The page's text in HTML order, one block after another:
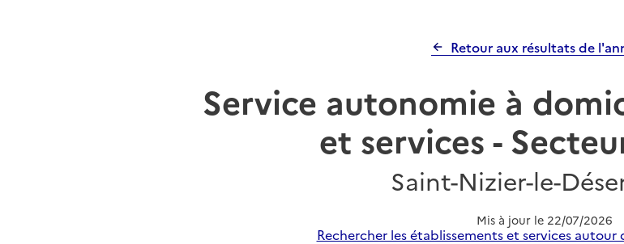
Retour aux résultats de
Service autonomie à
et services -
Saint-Nizier-le-
Mis à jour le 22/07/2026
Rechercher les établissements et services autour